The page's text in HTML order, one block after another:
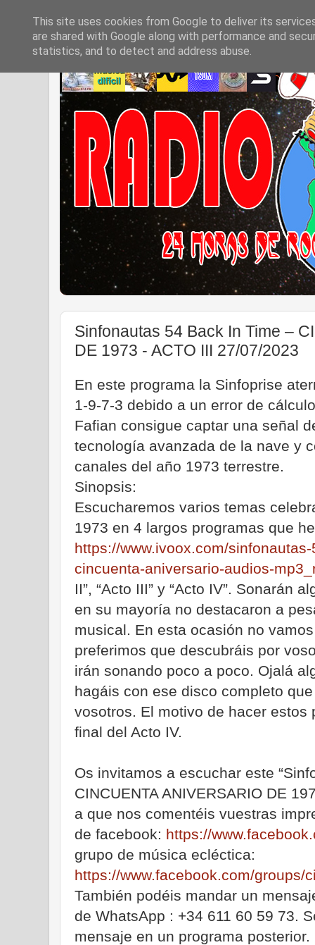
Sinfonautas 54 Back In Time –
DE 1973 - ACTO III 27/07/2023
En este programa la Sinfoprise
1-9-7-3 debido a un error de
Fafian consigue captar una señal
tecnología avanzada de la nave y
canales del año 1973 terrestre.
Sinopsis:
Escucharemos varios temas
1973 en 4 largos programas que
https://www.ivoox.com/
cincuenta-aniversario-audios-
II”, “Acto III” y “Acto IV”. Sonarán
en su mayoría no destacaron a
musical. En esta ocasión no
preferimos que descubráis por
irán sonando poco a poco. Ojalá
hagáis con ese disco completo
vosotros. El motivo de hacer estos
final del Acto IV.
Os invitamos a escuchar este
CINCUENTA ANIVERSARIO DE
a que nos comentéis vuestras
de facebook: https://
grupo de música ecléctica:
https://www.facebook.com/groups/
También podéis mandar un
de WhatsApp : +34 611 60 59 73.
mensaje en un programa
This site uses cookies from Google to deliver its
are shared with Google along with performance and
statistics, and to detect and address abuse.